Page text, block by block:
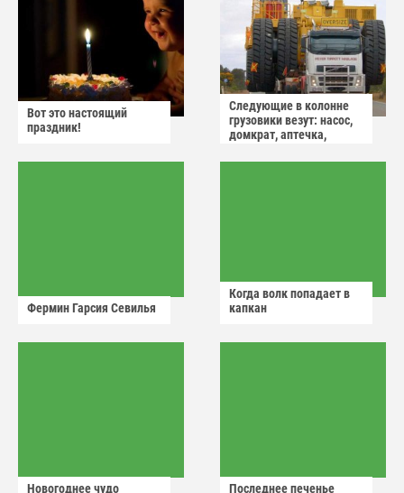
Вот это настоящий
праздник!
Следующие в колонне
грузовики везут: насос,
домкрат, аптечка,
Фермин Гарсия Севилья
Когда волк попадает в
капкан
Новогоднее чудо Последнее печенье